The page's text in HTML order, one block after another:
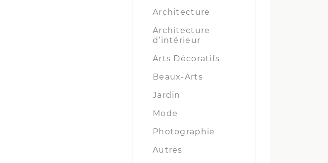
Architecture
Architecture
d’intérieur
Arts Décoratifs
Beaux-Arts
Jardin
Mode
Photographie
Autres